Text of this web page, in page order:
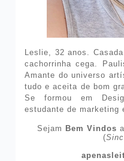
Leslie, 32 anos.
cachorrinha cega.
Amante do universo
tudo e aceita de bom
Se formou em
estudante de marketing
Sejam Bem Vindos
(